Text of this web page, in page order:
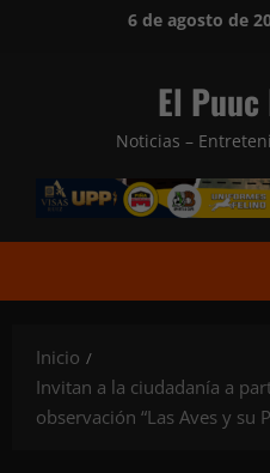
6 de agosto de
El
Noticias –
Inicio
Invitan a la ciudadanía a
observación “Las Aves y su